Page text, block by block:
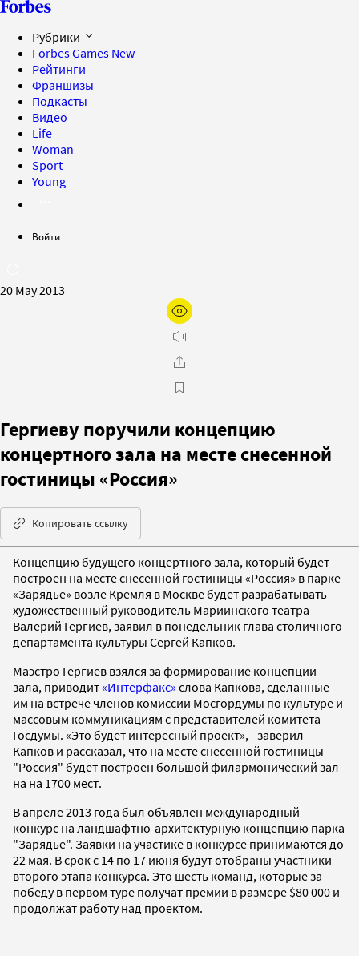
Рубрики
Forbes Games New
Рейтинги
Франшизы
Подкасты
Видео
Life
Woman
Sport
Young
Войти
20 May 2013
Гергиеву поручили концепцию
концертного зала на месте снесенной
гостиницы «Россия»
Копировать ссылку
Концепцию будущего концертного зала, который будет
построен на месте снесенной гостиницы «Россия» в парке
«Зарядье» возле Кремля в Москве будет разрабатывать
художественный руководитель Мариинского театра
Валерий Гергиев, заявил в понедельник глава столичного
департамента культуры Сергей Капков.
Маэстро Гергиев взялся за формирование концепции
зала, приводит«Интерфакс» слова Капкова, сделанные
им на встрече членов комиссии Мосгордумы по культуре и
массовым коммуникациям с представителей комитета
Госдумы. «Это будет интересный проект», - заверил
Капков и рассказал, что на месте снесенной гостиницы
"Россия" будет построен большой филармонический зал
на на 1700 мест.
В апреле 2013 года был объявлен международный
конкурс на ландшафтно-архитектурную концепцию парка
"Зарядье". Заявки на участике в конкурсе принимаются до
22 мая. В срок с 14 по 17 июня будут отобраны участники
второго этапа конкурса. Это шесть команд, которые за
победу в первом туре получат премии в размере $80 000 и
продолжат работу над проектом.